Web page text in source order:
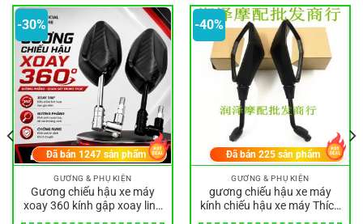
-30%
GƯƠNG & PHỤ KIỆN
Gương chiếu hậu xe máy
xoay 360 kính gập xoay linh
Đã bán 1247sản phẩm
-40%
GƯƠNG & PHỤ KIỆN
gương chiếu hậu xe máy
kính chiếu hậu xe máy Thích
Đã bán225 sản phẩm